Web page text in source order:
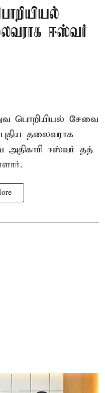
ஈஸ்வர்
பொறியியல் சேவை
தலைவராக
ஈஸ்வர் தத்